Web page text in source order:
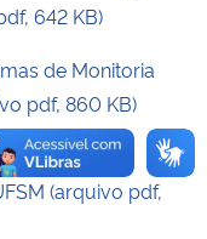
642 KB)
de Monitoria
pdf, 860 KB)
a carga
(arquivo pdf,